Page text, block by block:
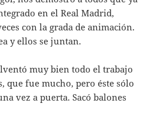
en el Real Madrid,
con la grada de animación.
y ellos se juntan.
muy bien todo el trabajo
que fue mucho, pero éste sólo
vez a puerta. Sacó balones